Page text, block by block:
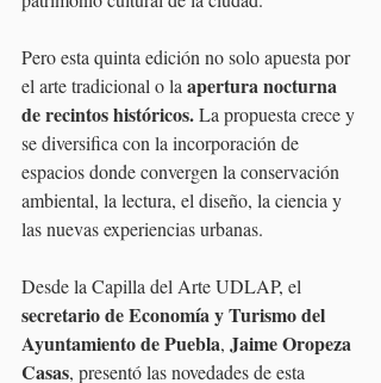
Pero esta quinta edición no solo apuesta por
el arte tradicional o la apertura nocturna
de recintos históricos. La propuesta crece y
se diversifica con la incorporación de
espacios donde convergen la conservación
ambiental, la lectura, el diseño, la ciencia y
las nuevas experiencias urbanas.
Desde la Capilla del Arte UDLAP, el
secretario de Economía y Turismo del
Ayuntamiento de Puebla, Jaime Oropeza
Casas, presentó las novedades de esta